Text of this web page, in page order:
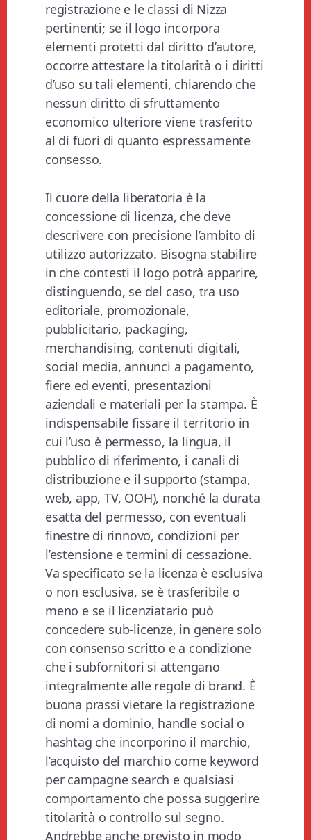
registrazione e le classi di Nizza
pertinenti; se il logo incorpora
elementi protetti dal diritto d’autore,
occorre attestare la titolarità o i diritti
d’uso su tali elementi, chiarendo che
nessun diritto di sfruttamento
economico ulteriore viene trasferito
al di fuori di quanto espressamente
consesso.
Il cuore della liberatoria è la
concessione di licenza, che deve
descrivere con precisione l’ambito di
utilizzo autorizzato. Bisogna stabilire
in che contesti il logo potrà apparire,
distinguendo, se del caso, tra uso
editoriale, promozionale,
pubblicitario, packaging,
merchandising, contenuti digitali,
social media, annunci a pagamento,
fiere ed eventi, presentazioni
aziendali e materiali per la stampa. È
indispensabile fissare il territorio in
cui l’uso è permesso, la lingua, il
pubblico di riferimento, i canali di
distribuzione e il supporto (stampa,
web, app, TV, OOH), nonché la durata
esatta del permesso, con eventuali
finestre di rinnovo, condizioni per
l’estensione e termini di cessazione.
Va specificato se la licenza è esclusiva
o non esclusiva, se è trasferibile o
meno e se il licenziatario può
concedere sub-licenze, in genere solo
con consenso scritto e a condizione
che i subfornitori si attengano
integralmente alle regole di brand. È
buona prassi vietare la registrazione
di nomi a dominio, handle social o
hashtag che incorporino il marchio,
l’acquisto del marchio come keyword
per campagne search e qualsiasi
comportamento che possa suggerire
titolarità o controllo sul segno.
Andrebbe anche previsto in modo